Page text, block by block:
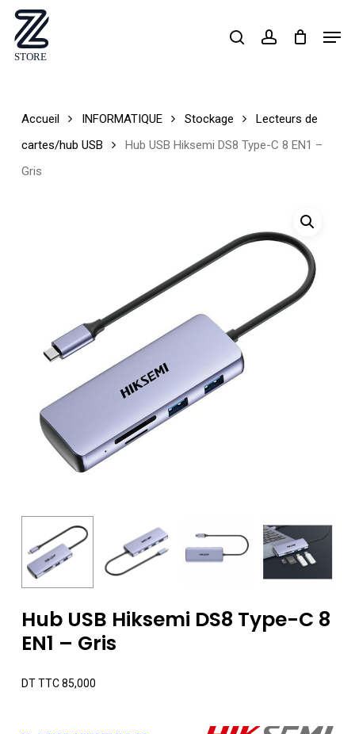
Skip
main
searchaccount
Accueil INFORMATIQUE Stockage
Lecteurs de
cartes/hub USB
Hub USB Hiksemi DS8 Type-C 8 EN1 –
Gris
Hub USB Hiksemi DS8 Type-C 8
EN1 – Gris
DT TTC85,000